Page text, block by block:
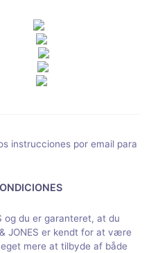
instrucciones por email para
og du er garanteret, at du
JONES er kendt for at være
mere at tilbyde af både